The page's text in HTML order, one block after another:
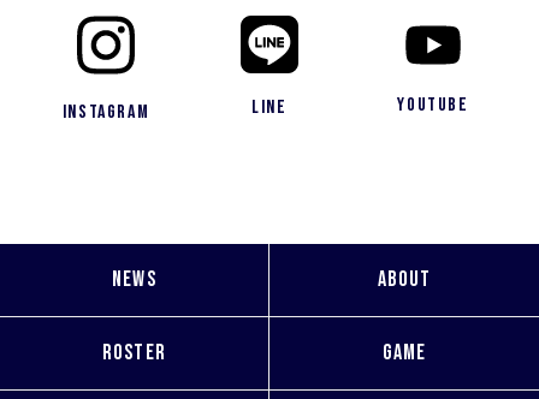
Instagram LINE YouTube
NEWS ABOUT
ROSTER GAME